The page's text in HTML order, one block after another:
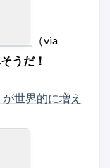
（via
うだ！
世界的に増え